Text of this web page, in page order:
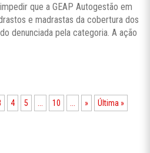
que a GEAP Autogestão em
e madrastas da cobertura dos
denunciada pela categoria. A ação
4 5 10 » Última »